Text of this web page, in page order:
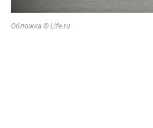
Обложка © Life.ru